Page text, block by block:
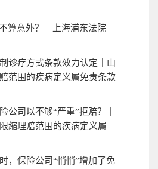
算意外？｜上海浦东法院
诊疗方式条款效力认定｜山
范围的疾病定义属免责条款
公司以不够“严重”拒赔？｜
缩理赔范围的疾病定义属
，保险公司“悄悄”增加了免